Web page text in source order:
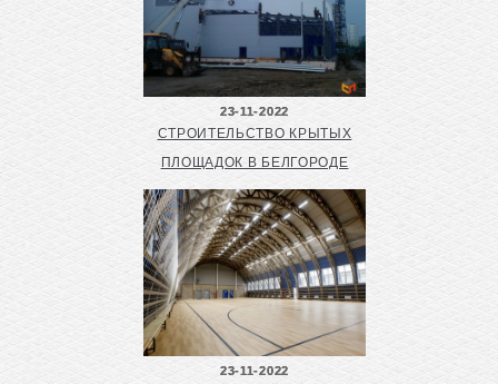
23-11-2022
СТРОИТЕЛЬСТВО КРЫТЫХ
ПЛОЩАДОК В БЕЛГОРОДЕ
23-11-2022